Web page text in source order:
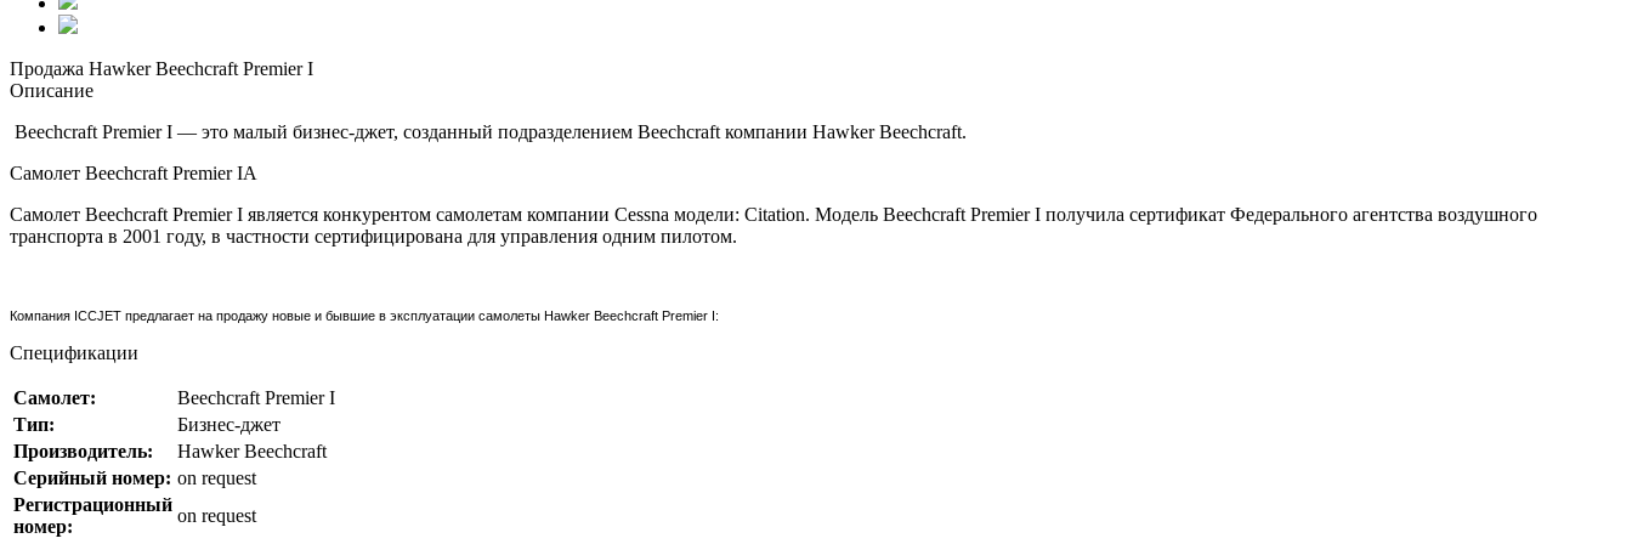
Продажа Hawker Beechcraft Premier I
Описание
Beechcraft Premier I — это малый бизнес-джет, созданный подразделением Beechcraft компании Hawker Beechcraft.
Самолет Beechcraft Premier IA
Самолет Beechcraft Premier I является конкурентом самолетам компании Cessna модели: Citation. Модель Beechcraft Premier I получила сертификат Федерального агентства воздушного
транспорта в 2001 году, в частности сертифицирована для управления одним пилотом.
Компания ICCJET предлагает на продажу новые и бывшие в эксплуатации самолеты Hawker Beechcraft Premier I:
Спецификации
Самолет:
Beechcraft Premier I
Тип:
Бизнес-джет
Производитель:
Hawker Beechcraft
Серийный номер: on request
Регистрационный
номер:
on request